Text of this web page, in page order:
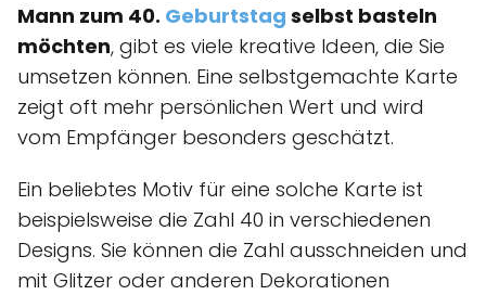
Mann zum 40. Geburtstag selbst basteln
möchten, gibt es viele kreative Ideen, die Sie
umsetzen können. Eine selbstgemachte Karte
zeigt oft mehr persönlichen Wert und wird
vom Empfänger besonders geschätzt.
Ein beliebtes Motiv für eine solche Karte ist
beispielsweise die Zahl 40 in verschiedenen
Designs. Sie können die Zahl ausschneiden und
mit Glitzer oder anderen Dekorationen